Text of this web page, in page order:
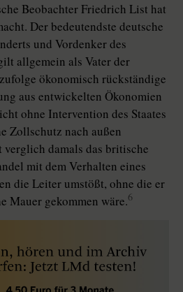
Beobachter Friedrich List hat
Der bedeutendste deutsche
und Vordenker des
allgemein als Vater der
ökonomisch rückständige
aus entwickelten Ökonomien
ohne Intervention des Staates
Zollschutz nach außen
damals das britische
mit dem Verhalten eines
die Leiter umstößt, ohne die er
Mauer gekommen wäre.6